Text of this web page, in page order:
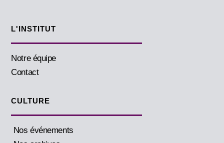
L'INSTITUT
Notre équipe
Contact
CULTURE
Nos événements